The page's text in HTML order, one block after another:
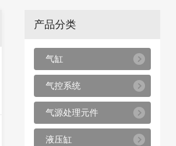
产品分类
气缸
气控系统
气源处理元件
液压缸